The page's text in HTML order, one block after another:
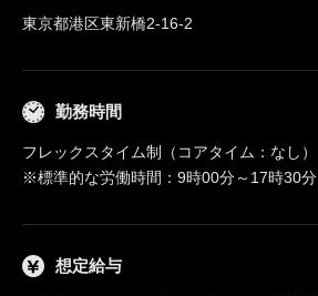
東京都港区東新橋2-16-2
勤務時間
フレックスタイム制（コアタイム：なし）
※標準的な労働時間：9時00分～17時30分
想定給与